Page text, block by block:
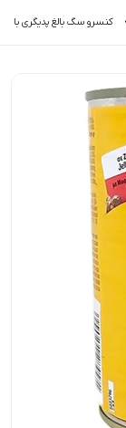
کنسرو سگ بالغ پدیگری با